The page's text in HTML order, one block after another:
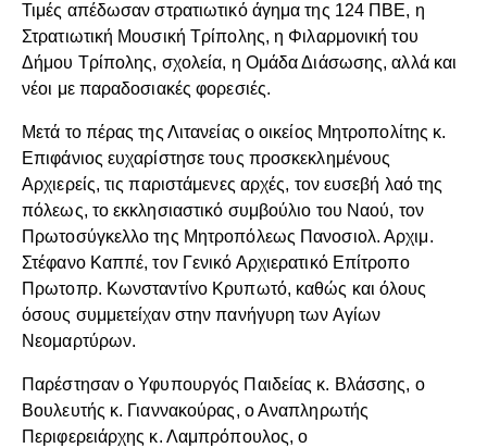
Τιμές απέδωσαν στρατιωτικό άγημα της 124 ΠΒΕ, η
Στρατιωτική Μουσική Τρίπολης, η Φιλαρμονική του
Δήμου Τρίπολης, σχολεία, η Ομάδα Διάσωσης, αλλά και
νέοι με παραδοσιακές φορεσιές.
Μετά το πέρας της Λιτανείας ο οικείος Μητροπολίτης κ.
Επιφάνιος ευχαρίστησε τους προσκεκλημένους
Αρχιερείς, τις παριστάμενες αρχές, τον ευσεβή λαό της
πόλεως, το εκκλησιαστικό συμβούλιο του Ναού, τον
Πρωτοσύγκελλο της Μητροπόλεως Πανοσιολ. Αρχιμ.
Στέφανο Καππέ, τον Γενικό Αρχιερατικό Επίτροπο
Πρωτοπρ. Κωνσταντίνο Κρυπωτό, καθώς και όλους
όσους συμμετείχαν στην πανήγυρη των Αγίων
Νεομαρτύρων.
Παρέστησαν ο Υφυπουργός Παιδείας κ. Βλάσσης, ο
Βουλευτής κ. Γιαννακούρας, ο Αναπληρωτής
Περιφερειάρχης κ. Λαμπρόπουλος, ο